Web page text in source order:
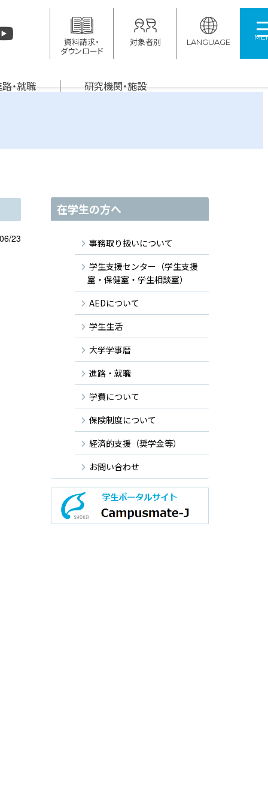
資料請求・
ダウンロード
対象者別 LANGUAGE
・就職 研究機関・施設
23
在学生の方へ
事務取り扱いについて
学生支援センター（学生支援
室・保健室・学生相談室）
AEDについて
学生生活
大学学事暦
進路・就職
学費について
保険制度について
経済的支援（奨学金等）
お問い合わせ